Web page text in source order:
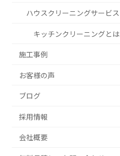
ハウスクリーニングサービス
キッチンクリーニングとは
施工事例
お客様の声
ブログ
採用情報
会社概要